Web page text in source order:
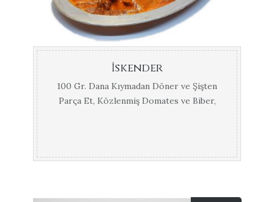
İskender
100 Gr. Dana Kıymadan Döner ve Şişten
Parça Et, Közlenmiş Domates ve Biber,